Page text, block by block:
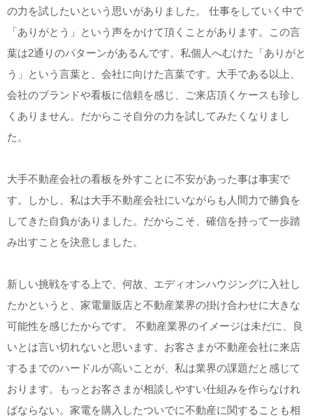
の力を試したいという思いがありました。 仕事をしていく中で
「ありがとう」という声をかけて頂くことがあります。この言
葉は2通りのパターンがあるんです。私個人へむけた「ありがと
う」という言葉と、会社に向けた言葉です。大手である以上、
会社のブランドや看板に信頼を感じ、ご来店頂くケースも珍し
くありません。だからこそ自分の力を試してみたくなりまし
た。
大手不動産会社の看板を外すことに不安があった事は事実で
す。しかし、私は大手不動産会社にいながらも人間力で勝負を
してきた自負がありました。だからこそ、確信を持って一歩踏
み出すことを決意しました。
新しい挑戦をする上で、何故、エディオンハウジングに入社し
たかというと、家電量販店と不動産業界の掛け合わせに大きな
可能性を感じたからです。 不動産業界のイメージは未だに、良
いとは言い切れないと思います。お客さまが不動産会社に来店
するまでのハードルが高いことが、私は業界の課題だと感じて
おります。もっとお客さまが相談しやすい仕組みを作らなけれ
ばならない。家電を購入したついでに不動産に関することも相